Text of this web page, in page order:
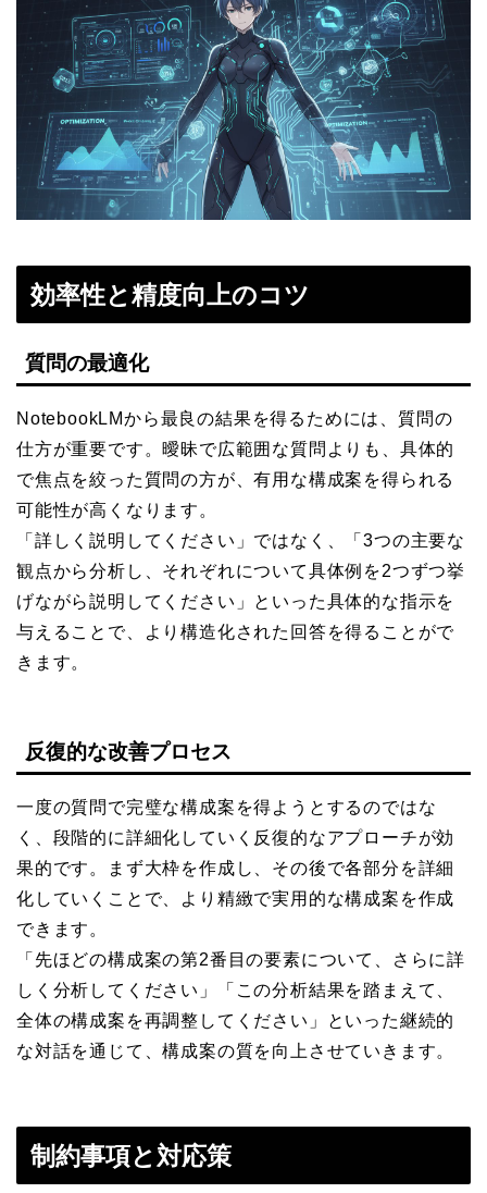
効率性と精度向上のコツ
質問の最適化
NotebookLMから最良の結果を得るためには、質問の
仕方が重要です。曖昧で広範囲な質問よりも、具体的
で焦点を絞った質問の方が、有用な構成案を得られる
可能性が高くなります。
「詳しく説明してください」ではなく、「3つの主要な
観点から分析し、それぞれについて具体例を2つずつ挙
げながら説明してください」といった具体的な指示を
与えることで、より構造化された回答を得ることがで
きます。
反復的な改善プロセス
一度の質問で完璧な構成案を得ようとするのではな
く、段階的に詳細化していく反復的なアプローチが効
果的です。まず大枠を作成し、その後で各部分を詳細
化していくことで、より精緻で実用的な構成案を作成
できます。
「先ほどの構成案の第2番目の要素について、さらに詳
しく分析してください」「この分析結果を踏まえて、
全体の構成案を再調整してください」といった継続的
な対話を通じて、構成案の質を向上させていきます。
制約事項と対応策